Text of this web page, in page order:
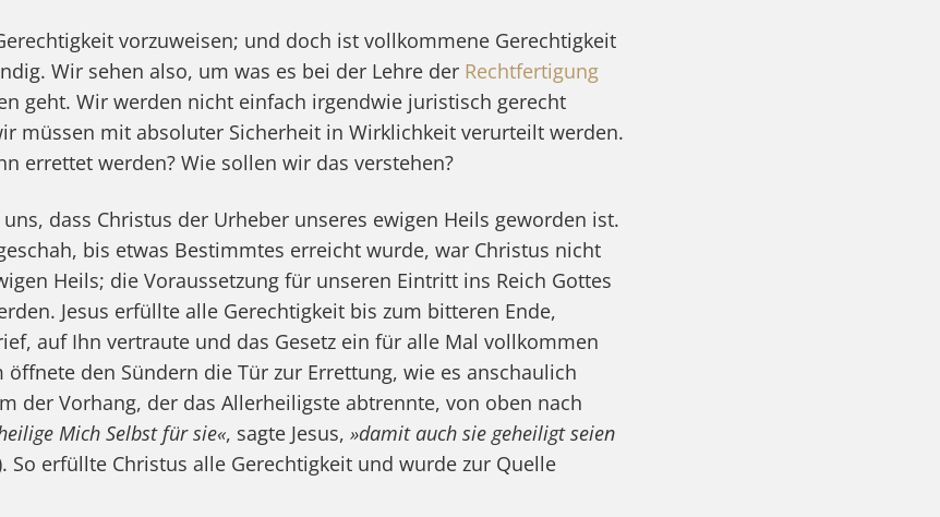
vorzuweisen; und doch ist vollkommene Gerechtigkeit
Wir sehen also, um was es bei der Lehre der Rechtfertigung
geht. Wir werden nicht einfach irgendwie juristisch gerecht
müssen mit absoluter Sicherheit in Wirklichkeit verurteilt werden.
errettet werden? Wie sollen wir das verstehen?
dass Christus der Urheber unseres ewigen Heils geworden ist.
bis etwas Bestimmtes erreicht wurde, war Christus nicht
Heils; die Voraussetzung für unseren Eintritt ins Reich Gottes
Jesus erfüllte alle Gerechtigkeit bis zum bitteren Ende,
auf Ihn vertraute und das Gesetz ein für alle Mal vollkommen
öffnete den Sündern die Tür zur Errettung, wie es anschaulich
der Vorhang, der das Allerheiligste abtrennte, von oben nach
Mich Selbst für sie«, sagte Jesus, »damit auch sie geheiligt seien
So erfüllte Christus alle Gerechtigkeit und wurde zur Quelle